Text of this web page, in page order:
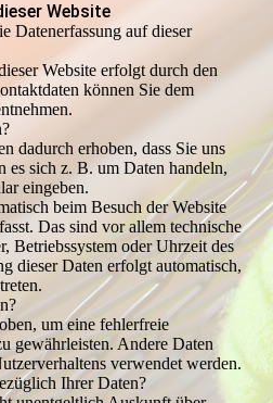
Website
Datenerfassung auf dieser
Website erfolgt durch den
können Sie dem
dadurch erhoben, dass Sie uns
es sich z. B. um Daten handeln,
eingeben.
beim Besuch der Website
Das sind vor allem technische
Betriebssystem oder Uhrzeit des
dieser Daten erfolgt automatisch,
um eine fehlerfreie
gewährleisten. Andere Daten
verwendet werden.
Ihrer Daten?